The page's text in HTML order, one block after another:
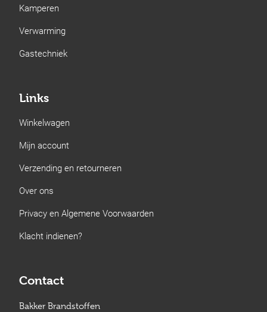
Kamperen
Verwarming
Gastechniek
Links
Winkelwagen
Mijn account
Verzending en retourneren
Over ons
Privacy en Algemene Voorwaarden
Klacht indienen?
Contact
Bakker Brandstoffen